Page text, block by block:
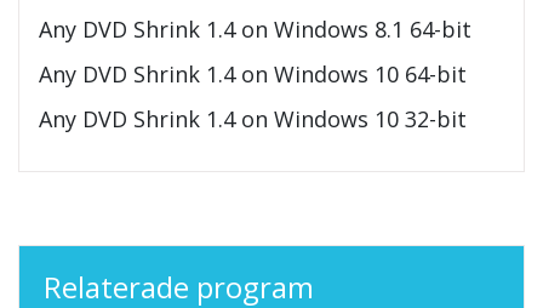
Any DVD Shrink 1.4 on Windows 8.1 64-bit
Any DVD Shrink 1.4 on Windows 10 64-bit
Any DVD Shrink 1.4 on Windows 10 32-bit
Relaterade program